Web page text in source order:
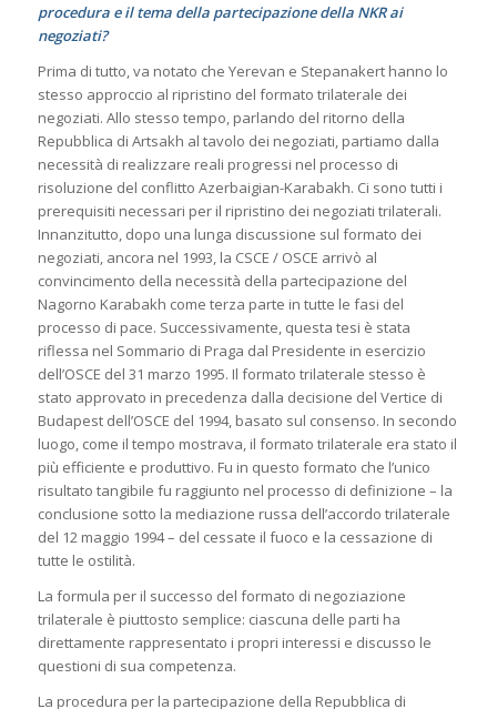
procedura e il tema della partecipazione della NKR ai
negoziati?
Prima di tutto, va notato che Yerevan e Stepanakert hanno lo
stesso approccio al ripristino del formato trilaterale dei
negoziati. Allo stesso tempo, parlando del ritorno della
Repubblica di Artsakh al tavolo dei negoziati, partiamo dalla
necessità di realizzare reali progressi nel processo di
risoluzione del conflitto Azerbaigian-Karabakh. Ci sono tutti i
prerequisiti necessari per il ripristino dei negoziati trilaterali.
Innanzitutto, dopo una lunga discussione sul formato dei
negoziati, ancora nel 1993, la CSCE / OSCE arrivò al
convincimento della necessità della partecipazione del
Nagorno Karabakh come terza parte in tutte le fasi del
processo di pace. Successivamente, questa tesi è stata
riflessa nel Sommario di Praga dal Presidente in esercizio
dell’OSCE del 31 marzo 1995. Il formato trilaterale stesso è
stato approvato in precedenza dalla decisione del Vertice di
Budapest dell’OSCE del 1994, basato sul consenso. In secondo
luogo, come il tempo mostrava, il formato trilaterale era stato il
più efficiente e produttivo. Fu in questo formato che l’unico
risultato tangibile fu raggiunto nel processo di definizione – la
conclusione sotto la mediazione russa dell’accordo trilaterale
del 12 maggio 1994 – del cessate il fuoco e la cessazione di
tutte le ostilità.
La formula per il successo del formato di negoziazione
trilaterale è piuttosto semplice: ciascuna delle parti ha
direttamente rappresentato i propri interessi e discusso le
questioni di sua competenza.
La procedura per la partecipazione della Repubblica di